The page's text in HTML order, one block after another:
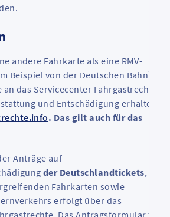
andere Fahrkarte als eine RMV-
Beispiel von der Deutschen Bahn),
das Servicecenter Fahrgastrechte.
und Entschädigung erhalten
. Das gilt auch für das
Anträge auf
der Deutschlandtickets,
Fahrkarten sowie
erfolgt über das
Das Antragsformular für